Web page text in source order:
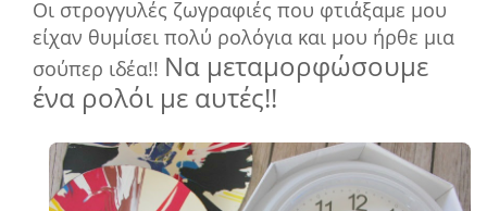
Οι στρογγυλές ζωγραφιές που φτιάξαμε μου
είχαν θυμίσει πολύ ρολόγια και μου ήρθε μια
σούπερ ιδέα!! Να μεταμορφώσουμε
ένα ρολόι με αυτές!!